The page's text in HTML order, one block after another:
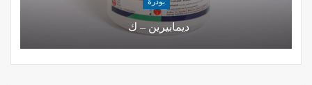
ديمابيرين – ك